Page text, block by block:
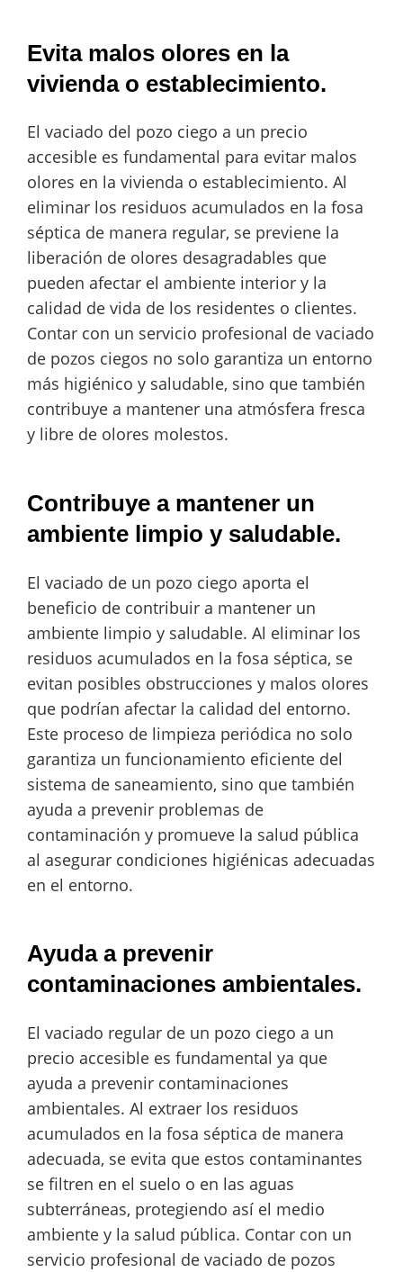
Evita malos olores en la
vivienda o establecimiento.
El vaciado del pozo ciego a un precio
accesible es fundamental para evitar malos
olores en la vivienda o establecimiento. Al
eliminar los residuos acumulados en la fosa
séptica de manera regular, se previene la
liberación de olores desagradables que
pueden afectar el ambiente interior y la
calidad de vida de los residentes o clientes.
Contar con un servicio profesional de vaciado
de pozos ciegos no solo garantiza un entorno
más higiénico y saludable, sino que también
contribuye a mantener una atmósfera fresca
y libre de olores molestos.
Contribuye a mantener un
ambiente limpio y saludable.
El vaciado de un pozo ciego aporta el
beneficio de contribuir a mantener un
ambiente limpio y saludable. Al eliminar los
residuos acumulados en la fosa séptica, se
evitan posibles obstrucciones y malos olores
que podrían afectar la calidad del entorno.
Este proceso de limpieza periódica no solo
garantiza un funcionamiento eficiente del
sistema de saneamiento, sino que también
ayuda a prevenir problemas de
contaminación y promueve la salud pública
al asegurar condiciones higiénicas adecuadas
en el entorno.
Ayuda a prevenir
contaminaciones ambientales.
El vaciado regular de un pozo ciego a un
precio accesible es fundamental ya que
ayuda a prevenir contaminaciones
ambientales. Al extraer los residuos
acumulados en la fosa séptica de manera
adecuada, se evita que estos contaminantes
se filtren en el suelo o en las aguas
subterráneas, protegiendo así el medio
ambiente y la salud pública. Contar con un
servicio profesional de vaciado de pozos